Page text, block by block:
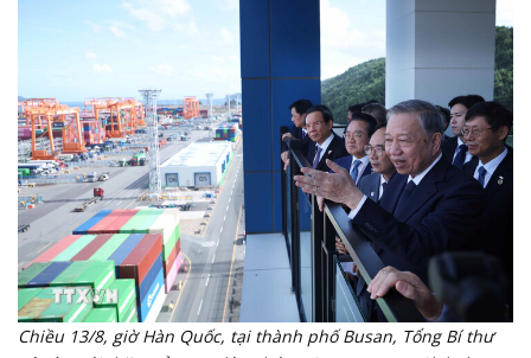
Chiều 13/8, giờ Hàn Quốc, tại thành phố Busan, Tổng Bí thư